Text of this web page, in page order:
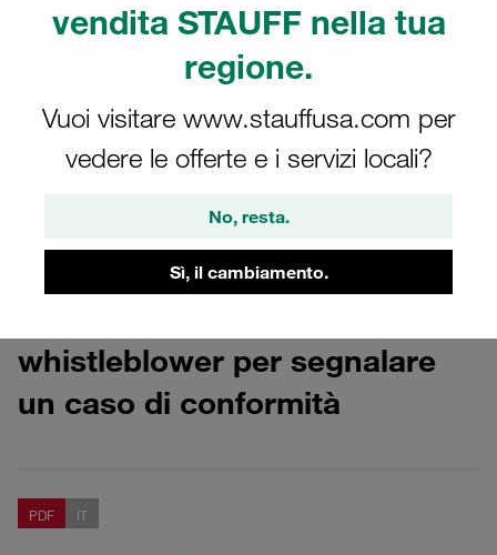
vendita STAUFF nella tua
regione.
Vuoi visitare www.stauffusa.com per
vedere le offerte e i servizi locali?
No, resta.
Sì, il cambiamento.
Segnala il caso di
conformità
Scarica l'informativa per i whistleblower e
whistleblower per segnalare
un caso di conformità
PDF IT